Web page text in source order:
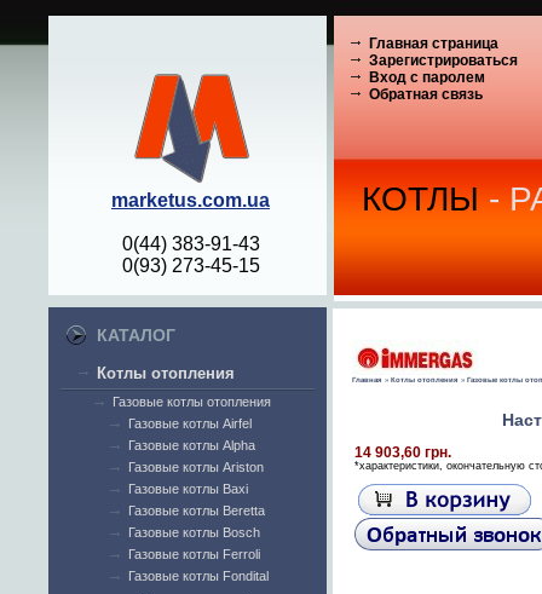
marketus.com.ua
0(44) 383-91-43
0(93) 273-45-15
КОТЛЫ -
Главная страница
Зарегистрироваться
Вход с паролем
Обратная связь
КАТАЛОГ
Котлы отопления
Газовые котлы отопления
Газовые котлы Airfel
Газовые котлы Alpha
Газовые котлы Ariston
Газовые котлы Baxi
Газовые котлы Beretta
Газовые котлы Bosch
Газовые котлы Ferroli
Газовые котлы Fondital
Главная » Котлы отопления » Газовые котлы
14 903,60 грн.
*характеристики, окончательную